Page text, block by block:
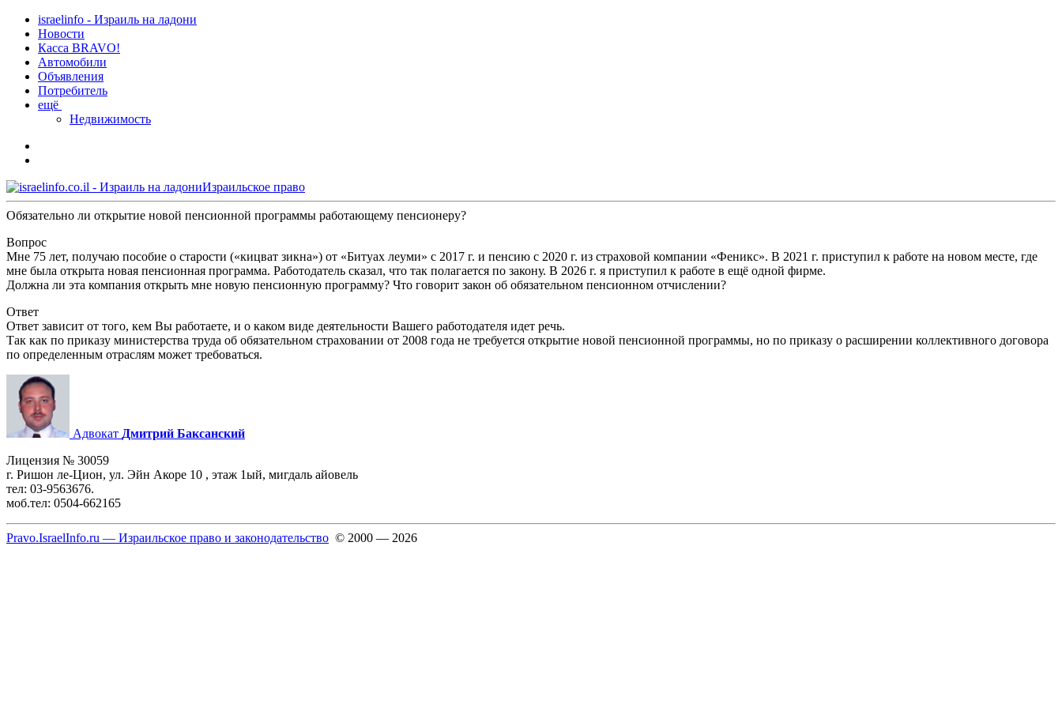
israelinfo - Израиль на ладони
Новости
Касса BRAVO!
Автомобили
Объявления
Потребитель
ещё
Недвижимость
Израильское право
Обязательно ли открытие новой пенсионной программы работающему пенсионеру?
Вопрос
Мне 75 лет, получаю пособие о старости («кицват зикна») от «Битуах леуми» с 2017 г. и пенсию с 2020 г. из страховой компании «Феникс». В 2021 г. приступил к работе на новом месте, где
мне была открыта новая пенсионная программа. Работодатель сказал, что так полагается по закону. В 2026 г. я приступил к работе в ещё одной фирме.
Должна ли эта компания открыть мне новую пенсионную программу? Что говорит закон об обязательном пенсионном отчислении?
Ответ
Ответ зависит от того, кем Вы работаете, и о каком виде деятельности Вашего работодателя идет речь.
Так как по приказу министерства труда об обязательном страховании от 2008 года не требуется открытие новой пенсионной программы, но по приказу о расширении коллективного договора
по определенным отраслям может требоваться.
Адвокат Дмитрий Баксанский
Лицензия № 30059
г. Ришон ле-Цион, ул. Эйн Акоре 10 , этаж 1ый, мигдаль айовель
тел: 03-9563676.
моб.тел: 0504-662165
Pravo.IsraelInfo.ru — Израильское право и законодательство © 2000 — 2026